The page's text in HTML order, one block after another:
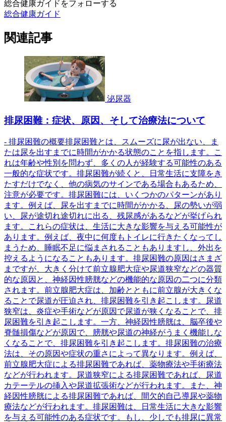
総合健康ガイドをフォローする
総合健康ガイド
関連記事
泌尿器
排尿困難：症状、原因、そして治療法について
- 排尿困難の概要排尿困難とは、スムーズに尿が出ない、ま
たは尿を出すまでに時間がかかる状態のことを指します。こ
れは年齢や性別を問わず、多くの人が経験する可能性のある
一般的な症状です。排尿困難が続くと、日常生活に支障をき
たすだけでなく、他の病気のサインである場合もあるため、
注意が必要です。排尿困難には、いくつかのパターンがあり
ます。例えば、尿を出すまでに時間がかかる、尿の勢いが弱
い、尿が途切れ途切れに出る、残尿感があるなどが挙げられ
ます。これらの症状は、生活に大きな影響を与える可能性が
あります。例えば、夜中に何度もトイレに行きたくなってし
まうため、睡眠不足に悩まされることもありますし、外出を
控えるようになることもあります。排尿困難の原因はさまざ
まですが、大きく分けて前立腺肥大症や尿道狭窄などの器質
的な原因と、神経因性膀胱などの機能的な原因の二つに分類
されます。前立腺肥大症は、加齢とともに前立腺が大きくな
ることで尿道が圧迫され、排尿困難を引き起こします。尿道
狭窄は、炎症や手術などが原因で尿道が狭くなることで、排
尿困難を引き起こします。一方、神経因性膀胱は、脳卒後や
脊髄損傷などが原因で、膀胱や尿道の神経がうまく機能しな
くなることで、排尿困難を引き起こします。排尿困難の治療
法は、その原因や症状の重さによって異なります。例えば、
前立腺肥大症による排尿困難であれば、薬物療法や手術療法
などが行われます。尿道狭窄による排尿困難であれば、尿道
カテーテルの挿入や尿道拡張術などが行われます。また、神
経因性膀胱による排尿困難であれば、間欠的自己導尿や薬物
療法などが行われます。排尿困難は、日常生活に大きな影響
を与える可能性のある症状です。もし、少しでも排尿に異常